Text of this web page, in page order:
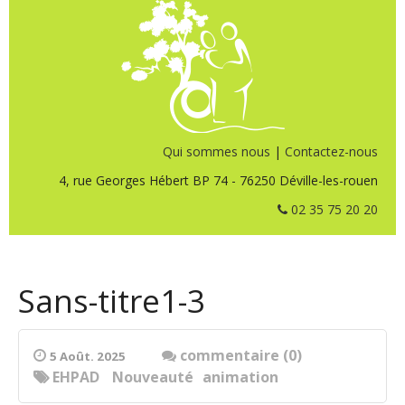
Qui sommes nous | Contactez-nous
4, rue Georges Hébert BP 74 - 76250 Déville-les-rouen
02 35 75 20 20
Sans-titre1-3
5 Août. 2025
commentaire (0)
animation
EHPAD Nouveauté